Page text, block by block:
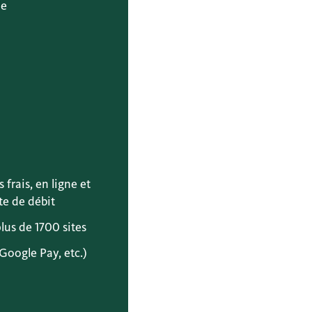
frais, en ligne et
de débit
de 1700 sites
Pay, etc.)